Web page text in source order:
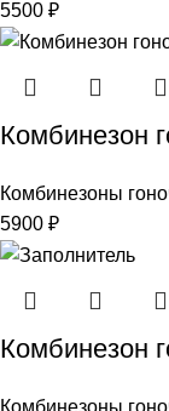
5500 ₽
Комбинезон
Комбинезоны
5900 ₽
Комбинезон
Комбинезоны